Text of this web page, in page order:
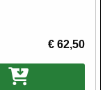
€ 62,50